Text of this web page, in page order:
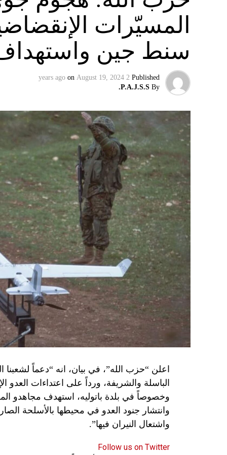
المسيّرات
سنط جين
Published
2 years ago
on August 19, 2024
By
P.A.J.S.S.
اعلن “حزب الله”، في بيان، انه “دعماً
الباسلة ‌‏‌‏‌والشريفة، ورداً على اعتداءات العدو
وانتشار جنود العدو في محيطها بالأسلحة
واشتعال النيران فيها”.
Follow us on Twitter